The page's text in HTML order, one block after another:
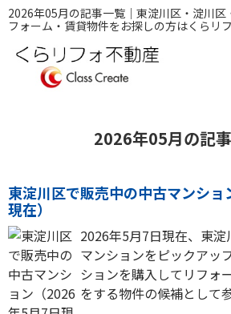
2026年05月の記事一覧｜東淀川区・淀川
フォーム・賃貸物件をお探しの方はくらリ
2026年05月の記
東淀川区で販売中の中古マンシ
現在）
2026年5月7日現在、東
マンションをピックアッ
ションを購入してリフォ
をする物件の候補として